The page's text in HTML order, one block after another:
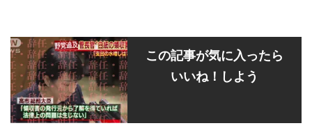
この記事が気に入ったら
いいね！しよう